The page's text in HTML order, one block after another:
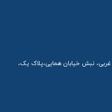
غربی، نبش خیابان همایی،پلاک یک،